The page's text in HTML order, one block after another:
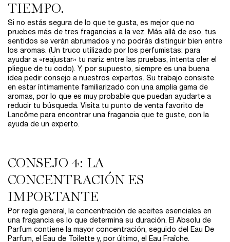
TIEMPO.
Si no estás segura de lo que te gusta, es mejor que no
pruebes más de tres fragancias a la vez. Más allá de eso, tus
sentidos se verán abrumados y no podrás distinguir bien entre
los aromas. (Un truco utilizado por los perfumistas: para
ayudar a «reajustar» tu nariz entre las pruebas, intenta oler el
pliegue de tu codo). Y, por supuesto, siempre es una buena
idea pedir consejo a nuestros expertos. Su trabajo consiste
en estar íntimamente familiarizado con una amplia gama de
aromas, por lo que es muy probable que puedan ayudarte a
reducir tu búsqueda. Visita tu punto de venta favorito de
Lancôme para encontrar una fragancia que te guste, con la
ayuda de un experto.
CONSEJO 4: LA
CONCENTRACIÓN ES
IMPORTANTE
Por regla general, la concentración de aceites esenciales en
una fragancia es lo que determina su duración. El Absolu de
Parfum contiene la mayor concentración, seguido del Eau De
Parfum, el Eau de Toilette y, por último, el Eau Fraîche.